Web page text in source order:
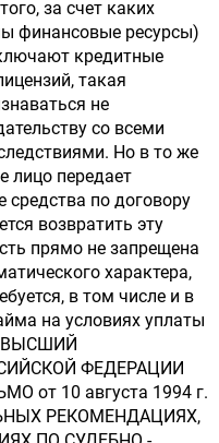
за счет каких
финансовые ресурсы)
кредитные
такая
не
со всеми
Но в то же
лицо передает
по договору
возвратить эту
прямо не запрещена
характера,
в том числе и в
на условиях уплаты
ФЕДЕРАЦИИ
от 10 августа 1994 г.
РЕКОМЕНДАЦИЯХ,